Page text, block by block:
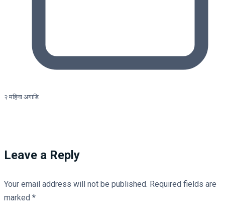
२ महिना अगाडि
Leave a Reply
Your email address will not be published. Required fields are
marked *